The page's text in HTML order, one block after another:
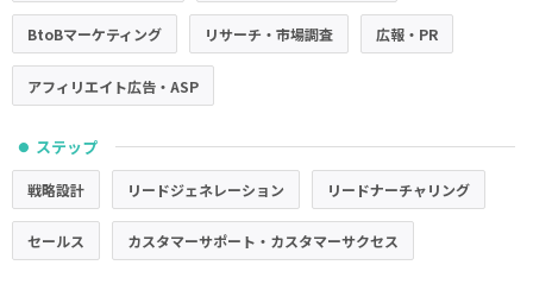
BtoBマーケティング リサーチ・市場調査 広報・PR
アフィリエイト広告・ASP
● ステップ
戦略設計 リードジェネレーション リードナーチャリング
セールス カスタマーサポート・カスタマーサクセス